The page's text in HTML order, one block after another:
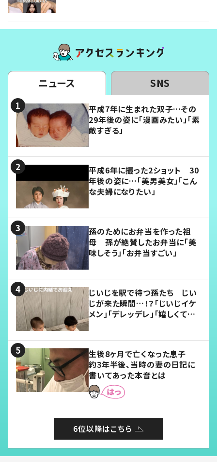
ニュース SNS
平成7年に生まれた双子…その
29年後の姿に「漫画みたい」「素
敵すぎる」
平成6年に撮った2ショット 30
年後の姿に…「美男美女」「こん
な夫婦になりたい」
孫のためにお弁当を作った祖
母 孫が絶賛したお弁当に「美
味しそう」「お弁当すごい」
じいじを駅で待つ孫たち じい
じが来た瞬間…！？「じいじイケ
メン」「デレッデレ」「嬉しくて可
生後8ヶ月で亡くなった息子
約3年半後、当時の妻の日記に
書いてあった本音とは
6位以降はこちら